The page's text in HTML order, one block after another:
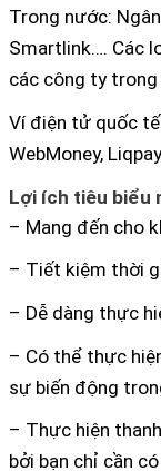
Trong nước:
Smartlink…. Các
các công ty
Ví điện tử quốc
WebMoney,
Lợi ích tiêu biểu
– Mang đến cho
– Tiết kiệm thời
– Dễ dàng thực
– Có thể thực
sự biến động
– Thực hiện
bởi bạn chỉ cần